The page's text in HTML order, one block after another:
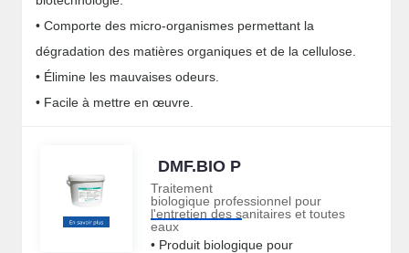
• Comporte des micro-organismes permettant la
dégradation des matières organiques et de la cellulose.
• Élimine les mauvaises odeurs.
• Facile à mettre en œuvre.
DMF.BIO P
Traitement
biologique professionnel pour
l'entretien des sanitaires et toutes
eaux
• Produit biologique pour